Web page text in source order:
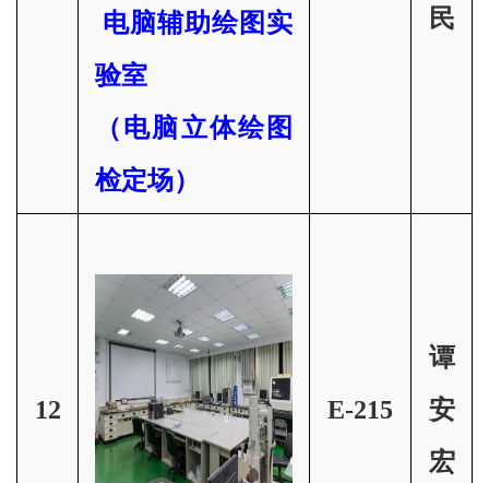
电脑辅助绘图实
验室
（电脑立体绘图
检定场）
民
12 E-215
谭
安
宏